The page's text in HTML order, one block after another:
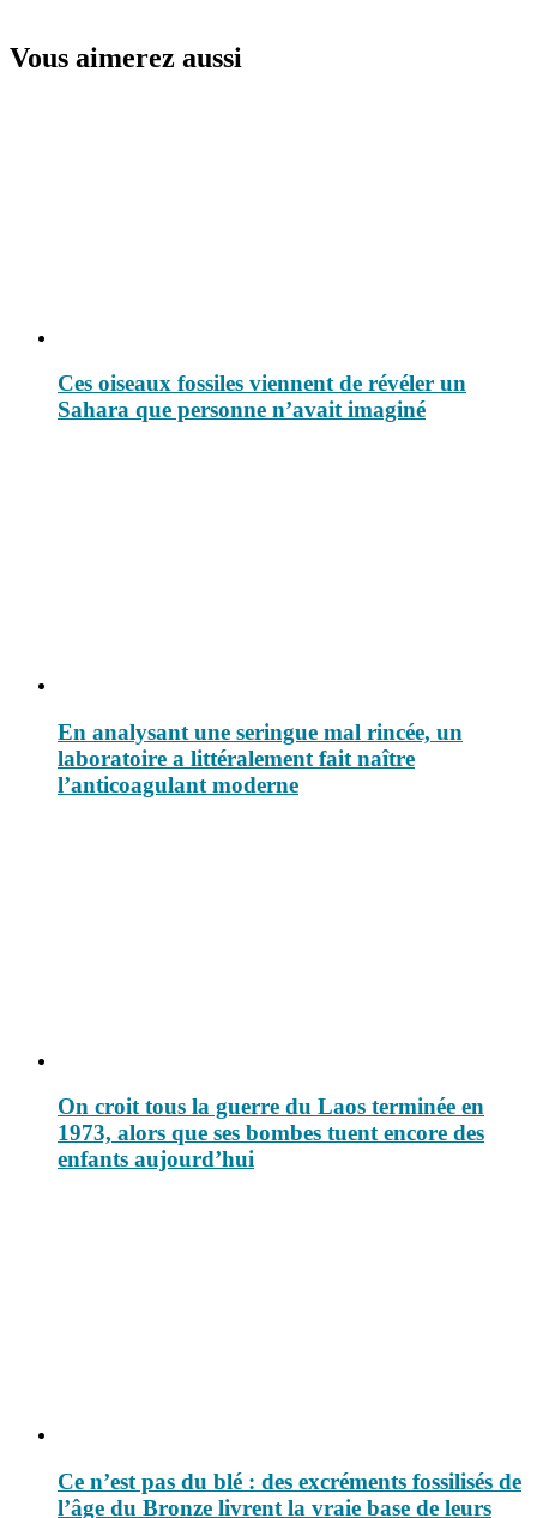
Vous aimerez aussi
Ces oiseaux fossiles viennent de révéler un
Sahara que personne n’avait imaginé
En analysant une seringue mal rincée, un
laboratoire a littéralement fait naître
l’anticoagulant moderne
On croit tous la guerre du Laos terminée en
1973, alors que ses bombes tuent encore des
enfants aujourd’hui
Ce n’est pas du blé : des excréments fossilisés de
l’âge du Bronze livrent la vraie base de leurs